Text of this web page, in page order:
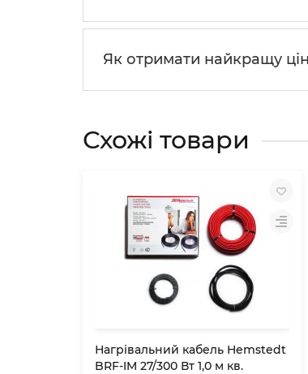
Як отримати найкращу
Схожі товари
Нагрівальний кабель Hemstedt
BRF-IM 27/300 Вт 1,0 м кв.